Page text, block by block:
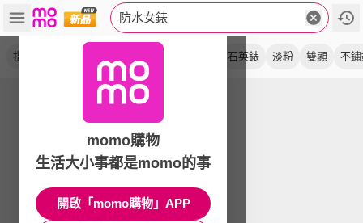
防水女錶
指針 石英錶 淡粉 雙顯 不
momo購物
生活大小事都是momo的事
開啟「momo購物」APP